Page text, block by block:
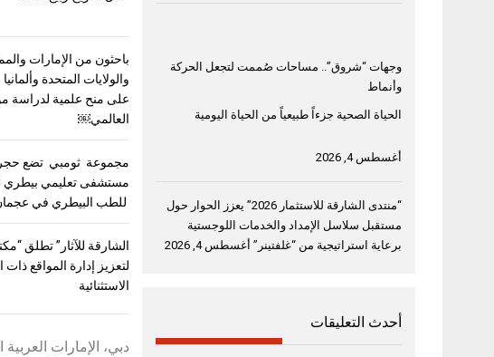
باحثون من الإمارات
والولايات المتحدة
على منح علمية لدراسة
العالمي￼
مجموعة ثومبي تضع
مستشفى تعليمي بيطري
للطب البيطري في
الشارقة للآثار” تطلق
لتعزيز إدارة المواقع ذات
الاستثنائية
وجهات “شروق”.. مساحات صُممت لتجعل الحركة
وأنماط
الحياة الصحية جزءاً طبيعياً من الحياة اليومية
أغسطس 4, 2026
“منتدى الشارقة للاستثمار 2026” يعزز الحوار حول
مستقبل سلاسل الإمداد والخدمات اللوجستية
برعاية استراتيجية من “غلفتينر” أغسطس 4, 2026
أحدث التعليقات